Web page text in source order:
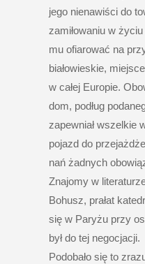
jego nienawiści do
zamiłowaniu w
mu ofiarować na
białowieskie,
w całej Europie.
dom, podług
zapewniał wszelkie
pojazd do
nań żadnych
Znajomy w
Bohusz, prałat
się w Paryżu przy
był do tej negocjacji.
Podobało się to